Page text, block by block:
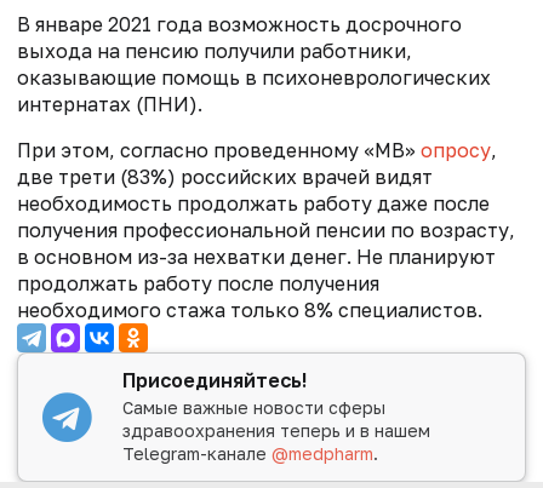
В январе 2021 года возможность досрочного
выхода на пенсию получили работники,
оказывающие помощь в психоневрологических
интернатах (ПНИ).
При этом, согласно проведенному «МВ» опросу,
две трети (83%) российских врачей видят
необходимость продолжать работу даже после
получения профессиональной пенсии по возрасту,
в основном из-за нехватки денег. Не планируют
продолжать работу после получения
необходимого стажа только 8% специалистов.
Присоединяйтесь!
Самые важные новости сферы
здравоохранения теперь и в нашем
Telegram-канале@medpharm.